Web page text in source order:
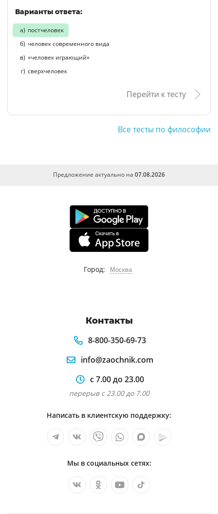
Варианты ответа:
постчеловек
человек современного вида
«человек играющий»
сверхчеловек
Перейти к тесту
Все тесты по философии
Предложение актуально на 07.08.2026
Город: Москва
Контакты
8-800-350-69-73
info@zaochnik.com
с 7.00 до 23.00
перерыв с 23.00 до 7.00
Написать в клиентскую поддержку:
Мы в социальных сетях: